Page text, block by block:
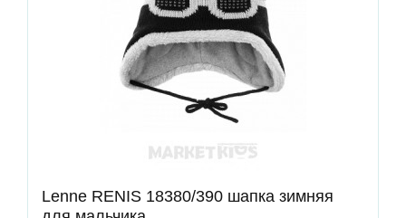
Lenne RENIS 18380/390 шапка зимняя